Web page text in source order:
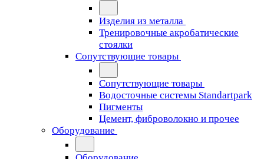
Изделия из металла
Тренировочные акробатические
стоялки
Сопутствующие товары
Сопутствующие товары
Водосточные системы Standartpark
Пигменты
Цемент, фиброволокно и прочее
Оборудование